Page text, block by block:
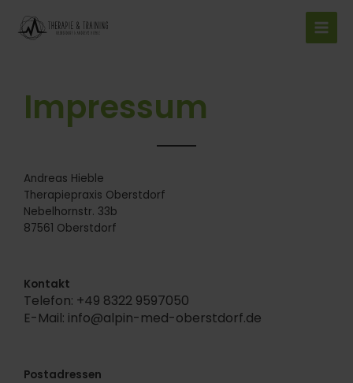
Inhalt
springen
Main
Impressum
Andreas Hieble
Therapiepraxis Oberstdorf
Nebelhornstr. 33b
87561 Oberstdorf
Kontakt
Telefon: +49 8322 9597050
E-Mail: info@alpin-med-oberstdorf.de
Postadressen